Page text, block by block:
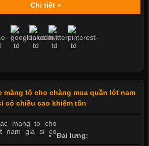
Chi tiết »
măng tô cho chàng mua quần lót nam
có chiều cao khiêm tốn
Đai lưng: